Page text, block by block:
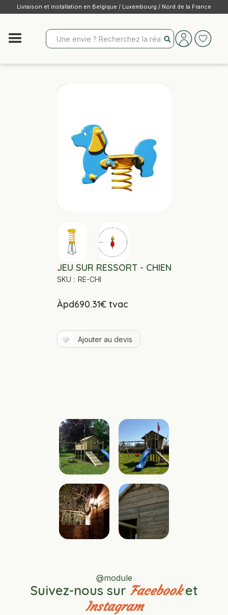
Livraison et installation en Belgique / Luxembourg / Nord de la France
JEU SUR RESSORT - CHIEN
SKU : RE-CHI
Àpd690.31€ tvac
Ajouter au devis
@module
Suivez-nous sur Facebooket
Instagram